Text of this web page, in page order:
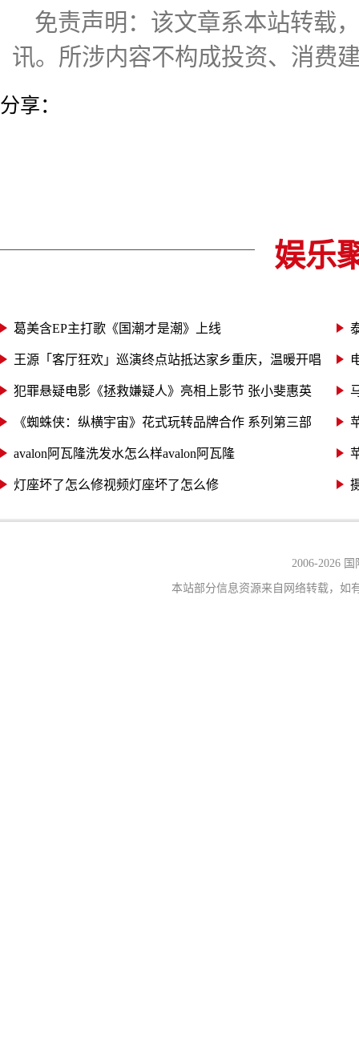
免责声明：该文章系本站转载
讯。所涉内容不构成投资、消费
分享：
娱乐
葛美含EP主打歌《国潮才是潮》上线
王源「客厅狂欢」巡演终点站抵达家乡重庆，温暖开唱
犯罪悬疑电影《拯救嫌疑人》亮相上影节 张小斐惠英
《蜘蛛侠：纵横宇宙》花式玩转品牌合作 系列第三部
avalon阿瓦隆洗发水怎么样avalon阿瓦隆
灯座坏了怎么修视频灯座坏了怎么修
2006-2026
本站部分信息资源来自网络转载，如